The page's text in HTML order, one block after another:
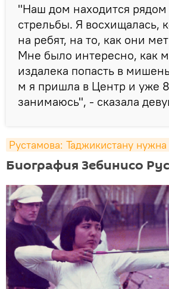
"Наш дом находится
стрельбы. Я восхищалась,
на ребят, на то, как они
Мне было интересно, как
издалека попасть в
м я пришла в Центр и уже 8
занимаюсь", - сказала
Рустамова: Таджикистану
Биография Зебинисо